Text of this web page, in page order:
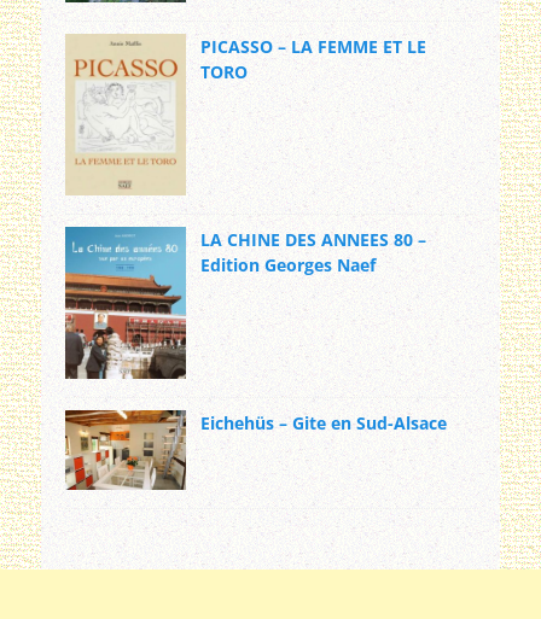
PICASSO – LA FEMME ET LE
TORO
LA CHINE DES ANNEES 80 –
Edition Georges Naef
Eichehüs – Gite en Sud-Alsace